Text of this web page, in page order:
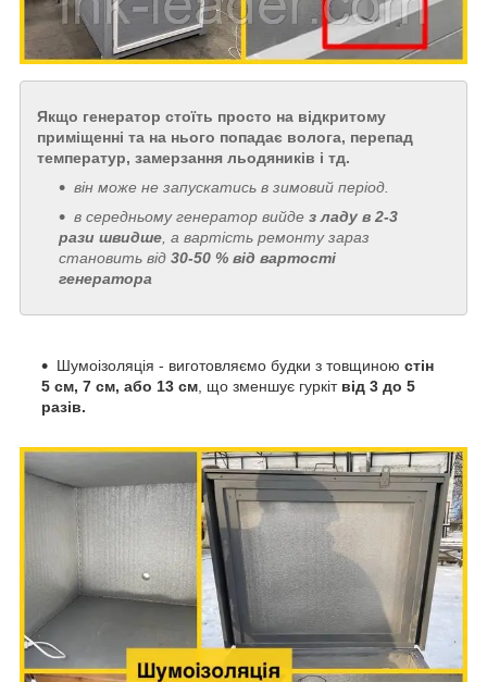
Якщо генератор стоїть просто на відкритому
приміщенні та на нього попадає волога, перепад
температур, замерзання льодяників і тд.
він може не запускатись в зимовий період.
в середньому генератор вийде з ладу в 2-3
рази швидше , а вартість ремонту зараз
становить від 30-50 % від вартості
генератора
Шумоізоляція - виготовляємо будки з товщиною стін
5 см, 7 см, або 13 см , що зменшує гуркіт від 3 до 5
разів.